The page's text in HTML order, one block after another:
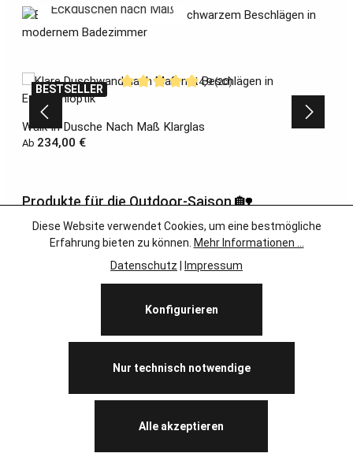
Eckduschen nach Maß
Eckduschen nach Maß
Produktgalerie überspringen
BESTSELLER Durchschnittliche Bewertung von 4.9 von 5
4,9 (20)
Walk In Dusche Nach Maß Klarglas
Regulärer Preis:
Ab 234,00 €
Produkte für die Outdoor-Saison🏡
Ob Glasplatten für deinen Gartentisch exakt nach Maß oder
einen Wind- und Sichtschutz aus hochwertigem
Verbundsicherheitsglas: Unsere Glaslösungen vereinen
Sicherheit und Design für unbeschwerte Momente im
Diese Website verwendet Cookies, um eine bestmögliche
Erfahrung bieten zu können. Mehr Informationen ...
Datenschutz
Impressum
Nur technisch notwendige
Konfigurieren
Alle akzeptieren